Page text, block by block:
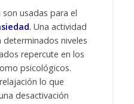
usadas para el
. Una actividad
niveles
repercute en los
psicológicos.
lo que
desactivación